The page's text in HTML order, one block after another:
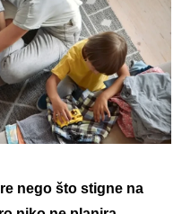
nego što stigne na